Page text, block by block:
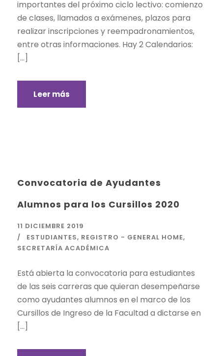
importantes del próximo ciclo lectivo: comienzo
de clases, llamados a exámenes, plazos para
realizar inscripciones y reempadronamientos,
entre otras informaciones. Hay 2 Calendarios:
[…]
Leer más
Convocatoria de Ayudantes
Alumnos para los Cursillos 2020
11 DICIEMBRE 2019
ESTUDIANTES, REGISTRO - GENERAL HOME,
SECRETARÍA ACADÉMICA
Está abierta la convocatoria para estudiantes
de las seis carreras que quieran desempeñarse
como ayudantes alumnos en el marco de los
Cursillos de Ingreso de la Facultad a dictarse en
[…]